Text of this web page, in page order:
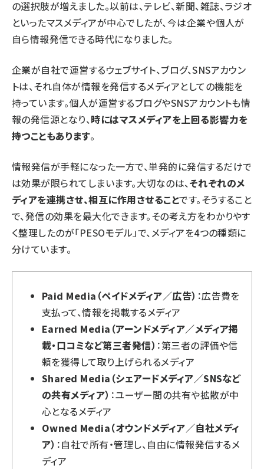
の選択肢が増えました。以前は、テレビ、新聞、雑誌、ラジオ
といったマスメディアが中心でしたが、今は企業や個人が
自ら情報発信できる時代になりました。
企業が自社で運営するウェブサイト、ブログ、SNSアカウン
トは、それ自体が情報を発信するメディアとしての機能を
持っています。個人が運営するブログやSNSアカウントも情
報の発信源となり、時にはマスメディアを上回る影響力を
持つこともあります。
情報発信が手軽になった一方で、単発的に発信するだけで
は効果が限られてしまいます。大切なのは、それぞれのメ
ディアを連携させ、相互に作用させることです。そうすること
で、発信の効果を最大化できます。その考え方をわかりやす
く整理したのが「PESOモデル」で、メディアを4つの種類に
分けています。
Paid Media（ペイドメディア／広告） ：広告費を
支払って、情報を掲載するメディア
Earned Media（アーンドメディア／メディア掲
載・口コミなど第三者発信） ：第三者の評価や信
頼を獲得して取り上げられるメディア
Shared Media（シェアードメディア／SNSなど
の共有メディア） ：ユーザー間の共有や拡散が中
心となるメディア
Owned Media（オウンドメディア／自社メディ
ア） ：自社で所有・管理し、自由に情報発信するメ
ディア